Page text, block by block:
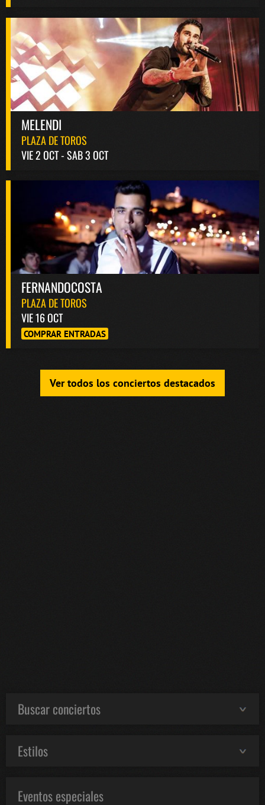
MELENDI
PLAZA DE TOROS
VIE 2 OCT - SAB 3 OCT
FERNANDOCOSTA
PLAZA DE TOROS
VIE 16 OCT
COMPRAR ENTRADAS
Ver todos los conciertos destacados
Buscar conciertos
Estilos
Eventos especiales